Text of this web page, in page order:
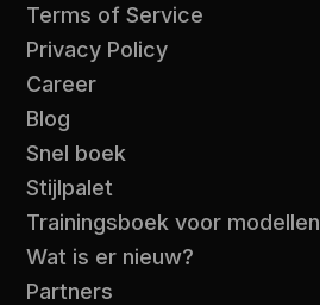
Terms of Service
Privacy Policy
Career
Blog
Snel boek
Stijlpalet
Trainingsboek voor modellen
Wat is er nieuw?
Partners